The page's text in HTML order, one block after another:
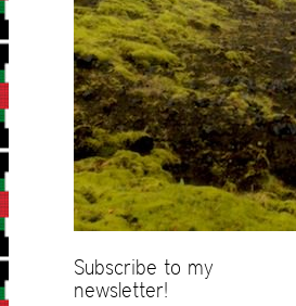
Subscribe to my
newsletter!